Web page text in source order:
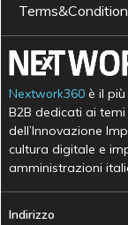
Nextwork360 è il
B2B dedicati ai
dell’Innovazione
cultura digitale e
amministrazioni
Indirizzo